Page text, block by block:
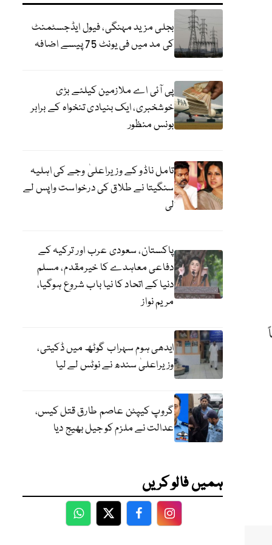
بجلی مزید مہنگی، فیول ایڈجسٹمنٹ
کی مد میں فی یونٹ 75 پیسے اضافہ
پی آئی اے ملازمین کیلئے بڑی
خوشخبری، ایک بنیادی تنخواہ کے برابر
بونس منظور
تامل ناڈو کے وزیراعلیٰ وجے کی اہلیہ
سنگیتا نے طلاق کی درخواست واپس لے
لی
پاکستان، سعودی عرب اور ترکیہ کے
دفاعی معاہدے کا خیرمقدم، مسلم
دنیا کے اتحاد کا نیا باب شروع ہوگیا،
مریم نواز
ایدھی ہوم سہراب گوٹھ میں ڈکیتی،
وزیراعلیٰ سندھ نے نوٹس لے لیا
گروپ کیپٹن عاصم طارق قتل کیس،
عدالت نے ملزم کو جیل بھیج دیا
ہمیں فالو کریں
WhatsApp
TwitterFacebookFacebook